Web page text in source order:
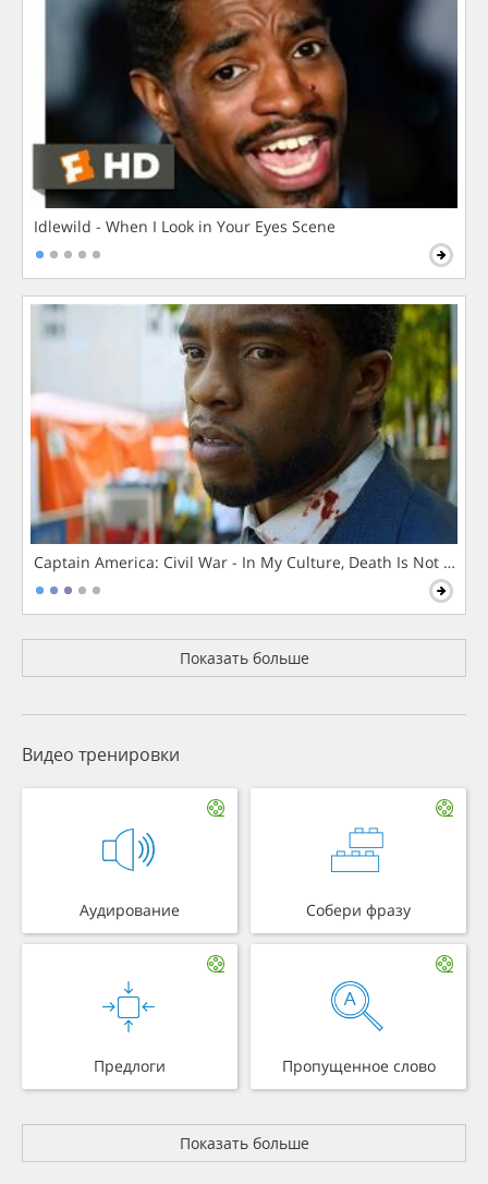
Idlewild - When I Look in Your Eyes Scene
Captain America: Civil War - In My Culture, Death Is Not The
Показать больше
Видео тренировки
Аудирование Собери фразу
Предлоги Пропущенное слово
Показать больше